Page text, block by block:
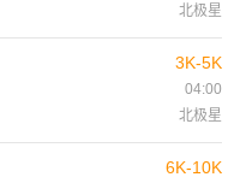
北极星
3K-5K
04:00
北极星
6K-10K